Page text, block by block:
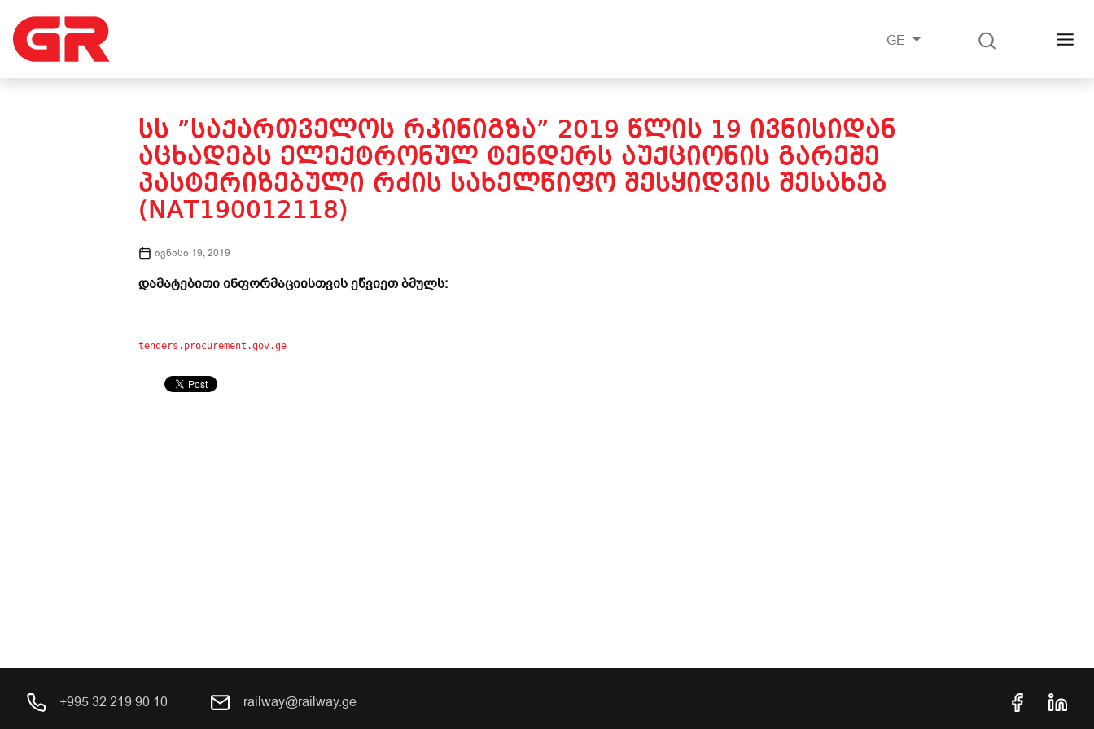
GE
ᲡᲡ ”ᲡᲐᲥᲐᲠᲗᲕᲔᲚᲝᲡ ᲠᲙᲘᲜᲘᲒᲖᲐ” 2019 ᲬᲚᲘᲡ 19 ᲘᲕᲜᲘᲡᲘᲓᲐᲜ
ᲐᲪᲮᲐᲓᲔᲑᲡ ᲔᲚᲔᲥᲢᲠᲝᲜᲣᲚ ᲢᲔᲜᲓᲔᲠᲡ ᲐᲣᲥᲪᲘᲝᲜᲘᲡ ᲒᲐᲠᲔᲨᲔ
ᲞᲐᲡᲢᲔᲠᲘᲖᲔᲑᲣᲚᲘ ᲠᲫᲘᲡ ᲡᲐᲮᲔᲚᲬᲘᲤᲝ ᲨᲔᲡᲧᲘᲓᲕᲘᲡ ᲨᲔᲡᲐᲮᲔᲑ
(NAT190012118)
ივნისი 19, 2019
დამატებითი ინფორმაციისთვის ეწვიეთ ბმულს:
tenders.procurement.gov.ge
+995 32 219 90 10 railway@railway.ge